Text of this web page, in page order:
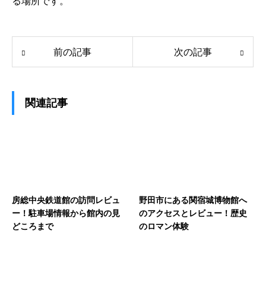
前の記事 次の記事
関連記事
房総中央鉄道館の訪問レビュ
ー！駐車場情報から館内の見
どころまで
野田市にある関宿城博物館へ
のアクセスとレビュー！歴史
のロマン体験